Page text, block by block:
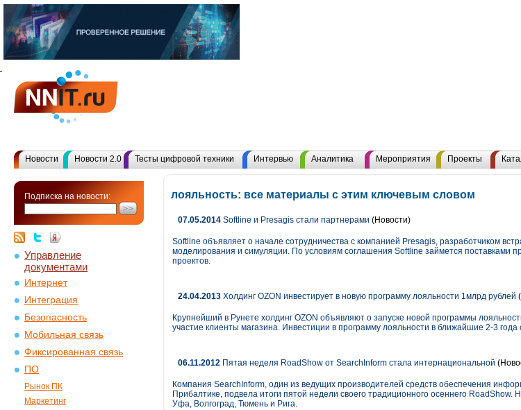
Новости Новости 2.0 Тесты цифровой техники Интервью Аналитика Мероприятия Проекты
Подписка на новости:
Управление
документами
Интернет
Интеграция
Безопасность
Мобильная связь
Фиксированная связь
ПО
Рынок ПК
Маркетинг
лояльность: все материалы с этим ключевым словом
07.05.2014 Softline и Presagis стали партнерами (Новости)
Softline объявляет о начале сотрудничества с компанией Presagis, разработчиком
моделирования и симуляции. По условиям соглашения Softline займется поставками
проектов.
24.04.2013 Холдинг OZON инвестирует в новую программу лояльности 1млрд рублей
Крупнейший в Рунете холдинг OZON объявляют о запуске новой программы
участие клиенты магазина. Инвестиции в программу лояльности в ближайшие 2-3 года
06.11.2012 Пятая неделя RoadShow от SearchInform стала интернациональной
Компания SearchInform, один из ведущих производителей средств обеспечения
Прибалтике, подвела итоги пятой недели своего традиционного осеннего RoadShow.
Уфа, Волгоград, Тюмень и Рига.